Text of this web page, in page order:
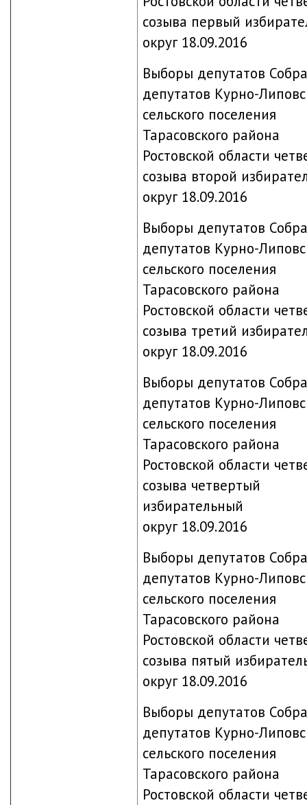
созыва первый
округ 18.09.2016
Выборы депутатов
депутатов Курно-
сельского поселения
Тарасовского района
Ростовской области
созыва второй
округ 18.09.2016
Выборы депутатов
депутатов Курно-
сельского поселения
Тарасовского района
Ростовской области
созыва третий
округ 18.09.2016
Выборы депутатов
депутатов Курно-
сельского поселения
Тарасовского района
Ростовской области
созыва четвертый
избирательный
округ 18.09.2016
Выборы депутатов
депутатов Курно-
сельского поселения
Тарасовского района
Ростовской области
созыва пятый
округ 18.09.2016
Выборы депутатов
депутатов Курно-
сельского поселения
Тарасовского района
Ростовской области